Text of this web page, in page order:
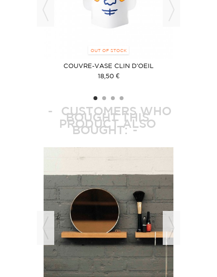
OUT OF STOCK
COUVRE-VASE CLIN D'OEIL
18,50 €
CUSTOMERS WHO
BOUGHT THIS
PRODUCT ALSO
BOUGHT: